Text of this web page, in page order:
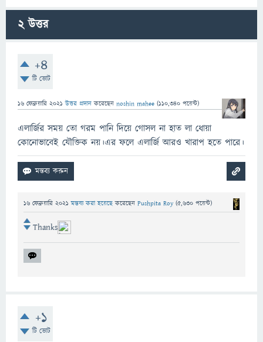
2উত্তর
+4
টি ভোট
16 ফেব্রুয়ারি 2021 উত্তর প্রদান করেছেন noshin mahee (110,340 পয়েন্ট)
এলার্জির সময় তো গরম পানি দিয়ে গোসল না হাত লা ধোয়া
কোনোভাবেই যৌক্তিক নয়।এর ফলে এলার্জি আরও খারাপ হতে পারে।
16 ফেব্রুয়ারি 2021 মন্তব্য করা হয়েছেকরেছেন Pushpita Roy (5,630 পয়েন্ট)
Thanks
+1
টি ভোট